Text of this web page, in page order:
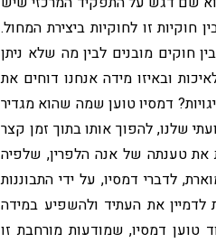
זו לחוקיות ביצירת המחול.
חוקים מובנים לבין מה שלא ניתן
ובאיזו מידה אנחנו דוחים את
דמסיו טוען שמה שהוא מגדיר
שלנו, להפוך אותו בתוך זמן קצר
את טענתה של אנה הלפרין, שלפיה
לדברי דמסיו, על ידי התבוננות
את העתיד ולהשפיע במידה
טוען דמסיו, שמודעות מורחבת זו